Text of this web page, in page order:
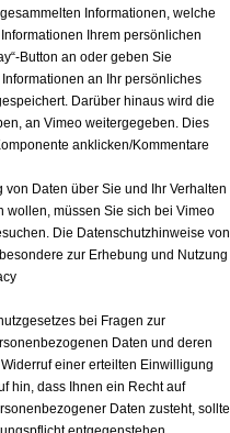
Informationen, welche
Ihrem persönlichen
Button an oder geben Sie
an Ihr persönliches
Darüber hinaus wird die
an Vimeo weitergegeben. Dies
anklicken/Kommentare
Daten über Sie und Ihr Verhalten
wollen, müssen Sie sich bei Vimeo
Die Datenschutzhinweise von
zur Erhebung und Nutzung
bei Fragen zur
Daten und deren
einer erteilten Einwilligung
hin, dass Ihnen ein Recht auf
Daten zusteht, sollte